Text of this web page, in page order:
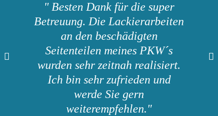
" Besten Dank für die super
Betreuung. Die Lackierarbeiten
an den beschädigten
Seitenteilen meines PKW´s
wurden sehr zeitnah realisiert.
Ich bin sehr zufrieden und
werde Sie gern
weiterempfehlen."